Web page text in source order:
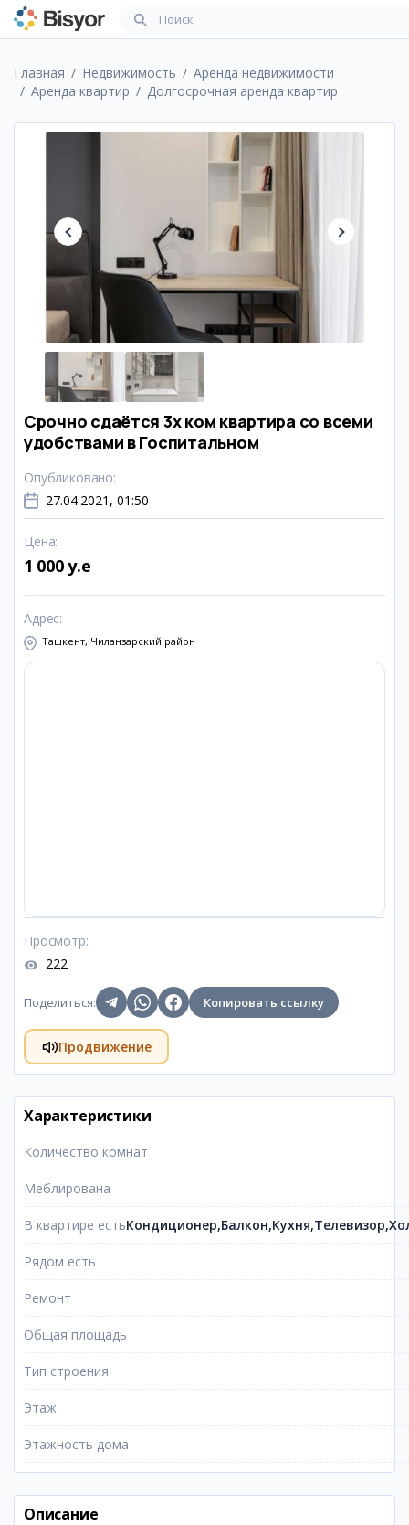
Главная Недвижимость
Аренда недвижимости
Аренда квартир
Долгосрочная аренда квартир
Срочно сдаётся 3х ком квартира со всеми
удобствами в Госпитальном
Опубликовано:
27.04.2021, 01:50
Цена:
1 000 y.e
Адрес:
Ташкент, Чиланзарский район
Просмотр:
222
Поделиться: Копировать ссылку
Продвижение
Характеристики
Количество комнат
Меблирована
В квартире есть
Рядом есть
Ремонт
Общая площадь
Тип строения
Этаж
Этажность дома
Описание